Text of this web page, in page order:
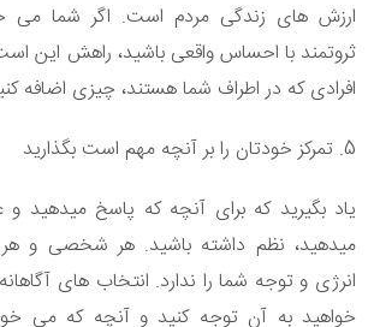
ارزش های زندگی مردم است. اگر شما می
ثروتمند با احساس واقعی باشید، راهش این
افرادی که در اطراف شما هستند، چیزی اضافه
5. تمرکز خودتان را بر آنچه مهم است بگذارید
یاد بگیرید که برای آنچه که پاسخ
میدهید، نظم داشته باشید. هر شخصی و
انرژی و توجه شما را ندارد. انتخاب های
خواهید به آن توجه کنید و آنچه که می